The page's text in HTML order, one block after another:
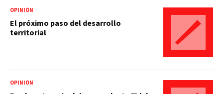
OPINIÓN
El próximo paso del desarrollo
territorial
OPINIÓN